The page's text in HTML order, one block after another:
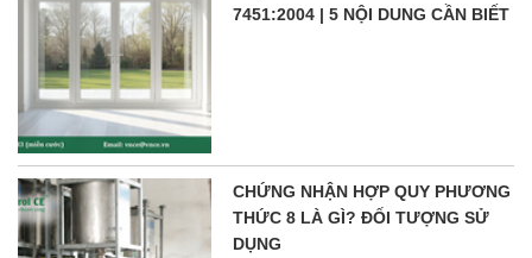
7451:2004 | 5 NỘI DUNG CẦN BIẾT
CHỨNG NHẬN HỢP QUY PHƯƠNG
THỨC 8 LÀ GÌ? ĐỐI TƯỢNG SỬ
DỤNG